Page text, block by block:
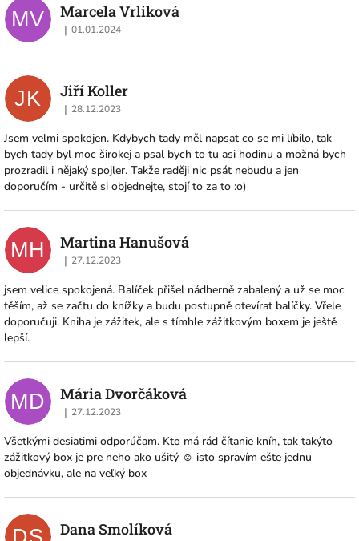
MV Marcela Vrliková
Hodnocení obchodu je 5 z 5 hvězdiček.
| 01.01.2024
JK Jiří Koller
Hodnocení obchodu je 5 z 5 hvězdiček.
| 28.12.2023
Jsem velmi spokojen. Kdybych tady měl napsat co se mi líbilo, tak
bych tady byl moc širokej a psal bych to tu asi hodinu a možná bych
prozradil i nějaký spojler. Takže raději nic psát nebudu a jen
doporučím - určitě si objednejte, stojí to za to :o)
MH Martina Hanušová
Hodnocení obchodu je 5 z 5 hvězdiček.
| 27.12.2023
jsem velice spokojená. Balíček přišel nádherně zabalený a už se moc
těším, až se začtu do knížky a budu postupně otevírat balíčky. Vřele
doporučuji. Kniha je zážitek, ale s tímhle zážitkovým boxem je ještě
lepší.
MD Mária Dvorčáková
Hodnocení obchodu je 5 z 5 hvězdiček.
| 27.12.2023
Všetkými desiatimi odporúčam. Kto má rád čítanie kníh, tak takýto
zážitkový box je pre neho ako ušitý ☺️ isto spravím ešte jednu
objednávku, ale na veľký box
Dana Smolíková